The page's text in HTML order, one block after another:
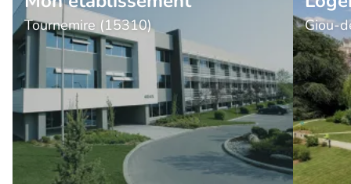
Tournemire (15310) Giou-